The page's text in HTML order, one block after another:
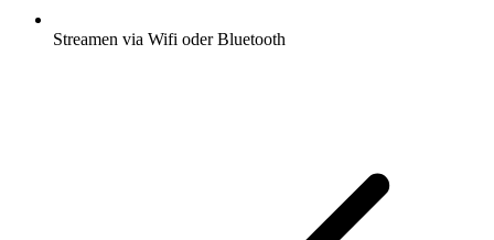
Streamen via Wifi oder Bluetooth